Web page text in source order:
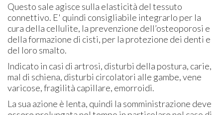
Questo sale agisce sulla elasticità del tessuto
connettivo. E' quindi consigliabile integrarlo per la
cura della cellulite, la prevenzione dell’osteoporosi e
della formazione di cisti, per la protezione dei denti e
del loro smalto.
Indicato in casi di artrosi, disturbi della postura, carie,
mal di schiena, disturbi circolatori alle gambe, vene
varicose, fragilità capillare, emorroidi.
La sua azione è lenta, quindi la somministrazione deve